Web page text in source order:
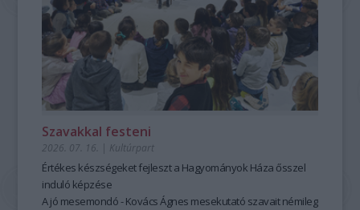
Szavakkal festeni
2026. 07. 16. | Kultúrpart
Értékes készségeket fejleszt a Hagyományok Háza ősszel
induló képzése
A jó mesemondó - Kovács Ágnes mesekutató szavait némileg